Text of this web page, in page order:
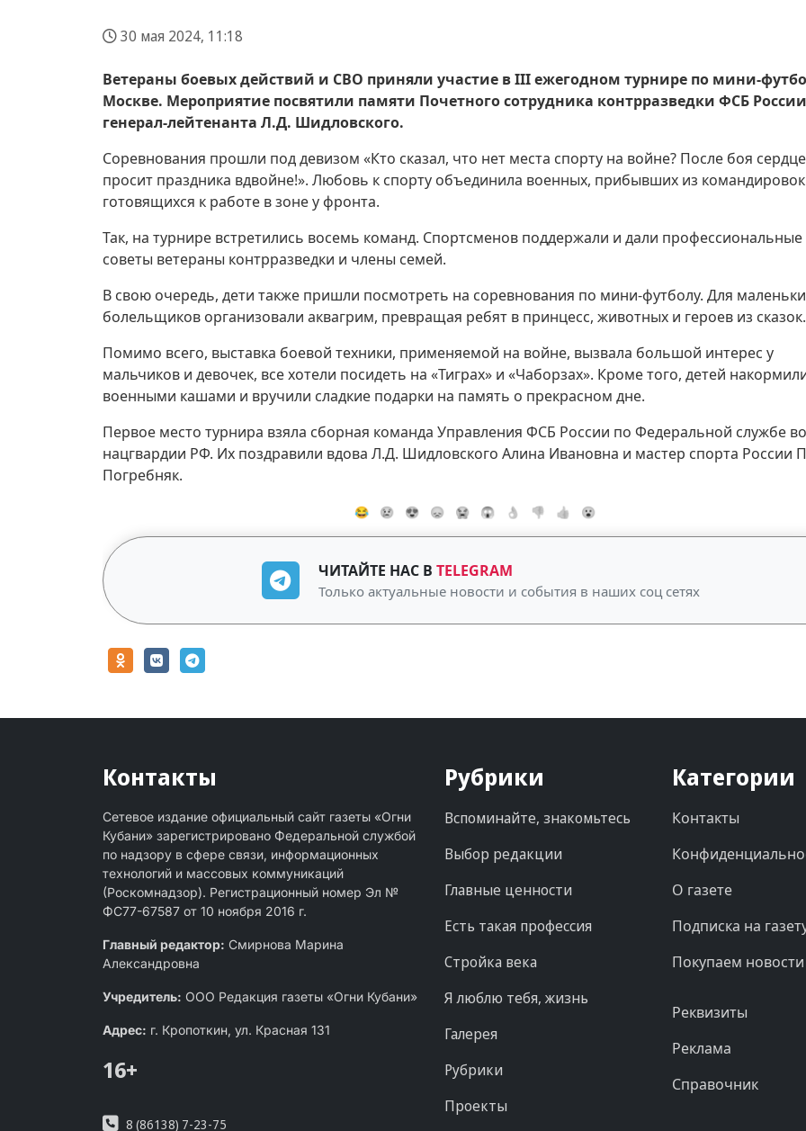
30 мая 2024, 11:18
Ветераны боевых действий и СВО приняли участие в III ежегодном турнире по мини-
Москве. Мероприятие посвятили памяти Почетного сотрудника контрразведки ФСБ России
генерал-лейтенанта Л.Д. Шидловского.
Соревнования прошли под девизом «Кто сказал, что нет места спорту на войне? После боя сердце
просит праздника вдвойне!». Любовь к спорту объединила военных, прибывших из
готовящихся к работе в зоне у фронта.
Так, на турнире встретились восемь команд. Спортсменов поддержали и дали профессиональные
советы ветераны контрразведки и члены семей.
В свою очередь, дети также пришли посмотреть на соревнования по мини-футболу. Для
болельщиков организовали аквагрим, превращая ребят в принцесс, животных и героев из сказок.
Помимо всего, выставка боевой техники, применяемой на войне, вызвала большой интерес у
мальчиков и девочек, все хотели посидеть на «Тиграх» и «Чаборзах». Кроме того, детей
военными кашами и вручили сладкие подарки на память о прекрасном дне.
Первое место турнира взяла сборная команда Управления ФСБ России по Федеральной службе
нацгвардии РФ. Их поздравили вдова Л.Д. Шидловского Алина Ивановна и мастер спорта России
Погребняк.
😂 😢 😍 😞 😭 😱 👌 👎 👍 😮
ЧИТАЙТЕ НАС В TELEGRAM
Только актуальные новости и события в наших соц сетях
Контакты
Сетевое издание официальный сайт газеты «Огни
Кубани» зарегистрировано Федеральной службой
по надзору в сфере связи, информационных
технологий и массовых коммуникаций
(Роскомнадзор). Регистрационный номер Эл №
ФС77-67587 от 10 ноября 2016 г.
Главный редактор: Смирнова Марина
Александровна
Учредитель: ООО Редакция газеты «Огни Кубани»
Адрес: г. Кропоткин, ул. Красная 131
16+
8 (86138) 7-23-75
Рубрики
Вспоминайте, знакомьтесь
Выбор редакции
Главные ценности
Есть такая профессия
Стройка века
Я люблю тебя, жизнь
Галерея
Рубрики
Проекты
Категории
Контакты
О газете
Подписка на
Покупаем новости
Реквизиты
Реклама
Справочник